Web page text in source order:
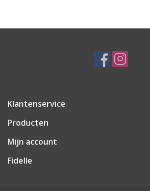
Klantenservice
Producten
Mijn account
Fidelle